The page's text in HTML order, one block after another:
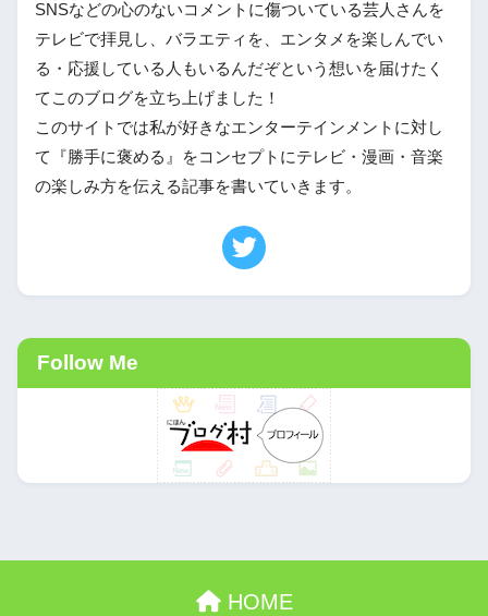
SNSなどの心のないコメントに傷ついている芸人さんを
テレビで拝見し、バラエティを、エンタメを楽しんでい
る・応援している人もいるんだぞという想いを届けたく
てこのブログを立ち上げました！
このサイトでは私が好きなエンターテインメントに対し
て『勝手に褒める』をコンセプトにテレビ・漫画・音楽
の楽しみ方を伝える記事を書いていきます。
Follow Me
HOME